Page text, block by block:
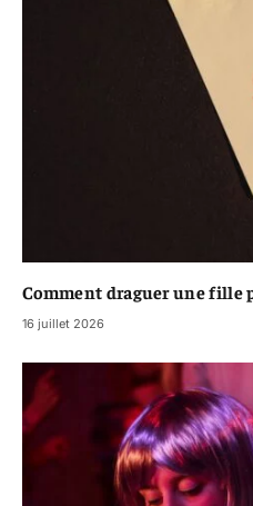
Comment draguer une fille
16 juillet 2026